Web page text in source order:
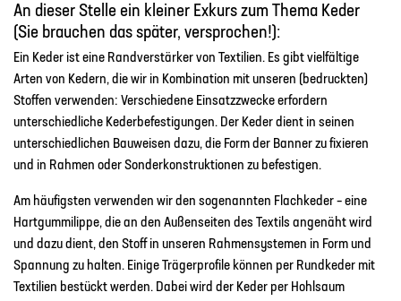
An dieser Stelle ein kleiner Exkurs zum Thema Keder
(Sie brauchen das später, versprochen!):
Ein Keder ist eine Randverstärker von Textilien. Es gibt vielfältige
Arten von Kedern, die wir in Kombination mit unseren (bedruckten)
Stoffen verwenden: Verschiedene Einsatzzwecke erfordern
unterschiedliche Kederbefestigungen. Der Keder dient in seinen
unterschiedlichen Bauweisen dazu, die Form der Banner zu fixieren
und in Rahmen oder Sonderkonstruktionen zu befestigen.
Am häufigsten verwenden wir den sogenannten Flachkeder – eine
Hartgummilippe, die an den Außenseiten des Textils angenäht wird
und dazu dient, den Stoff in unseren Rahmensystemen in Form und
Spannung zu halten. Einige Trägerprofile können per Rundkeder mit
Textilien bestückt werden. Dabei wird der Keder per Hohlsaum